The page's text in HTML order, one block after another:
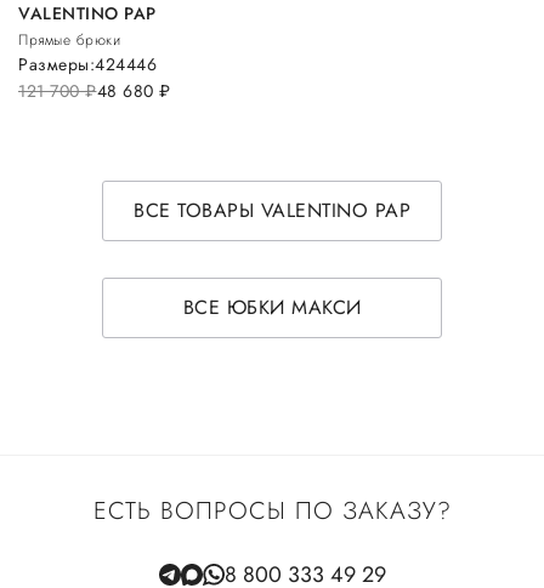
VALENTINO PAP
Прямые брюки
121 700руб.48 680 руб.
Размеры:424446
ВСЕ ТОВАРЫ VALENTINO PAP
ВСЕ ЮБКИ МАКСИ
ЕСТЬ ВОПРОСЫ ПО ЗАКАЗУ?
8 800 333 49 29